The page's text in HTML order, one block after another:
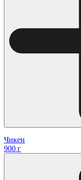
Чикен
900 г